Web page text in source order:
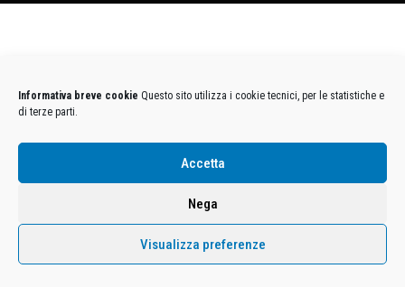
Informativa breve cookie Questo sito utilizza i cookie tecnici, per le statistiche e
di terze parti.
Accetta
Nega
Visualizza preferenze